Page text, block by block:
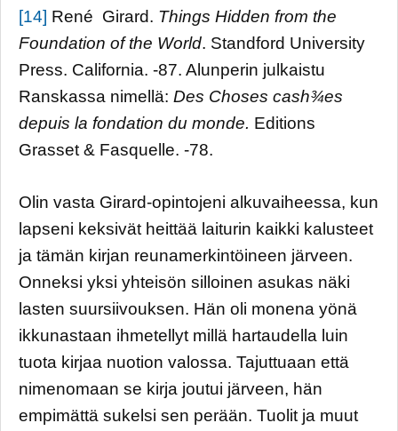
[14] René Girard. Things Hidden from the
Foundation of the World. Standford University
Press. California. -87. Alunperin julkaistu
Ranskassa nimellä: Des Choses cash¾es
depuis la fondation du monde. Editions
Grasset & Fasquelle. -78.
Olin vasta Girard-opintojeni alkuvaiheessa, kun
lapseni keksivät heittää laiturin kaikki kalusteet
ja tämän kirjan reunamerkintöineen järveen.
Onneksi yksi yhteisön silloinen asukas näki
lasten suursiivouksen. Hän oli monena yönä
ikkunastaan ihmetellyt millä hartaudella luin
tuota kirjaa nuotion valossa. Tajuttuaan että
nimenomaan se kirja joutui järveen, hän
empimättä sukelsi sen perään. Tuolit ja muut